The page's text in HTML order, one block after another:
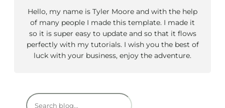
Hello, my name is Tyler Moore and with the help
of many people I made this template. I made it
so it is super easy to update and so that it flows
perfectly with my tutorials. I wish you the best of
luck with your business, enjoy the adventure.
R